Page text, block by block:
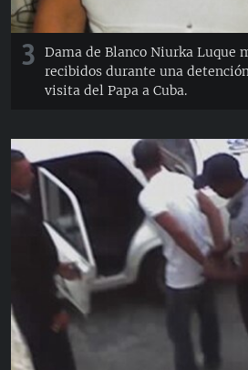
3
Dama de Blanco Niurka Luque
recibidos durante una
visita del Papa a Cuba.